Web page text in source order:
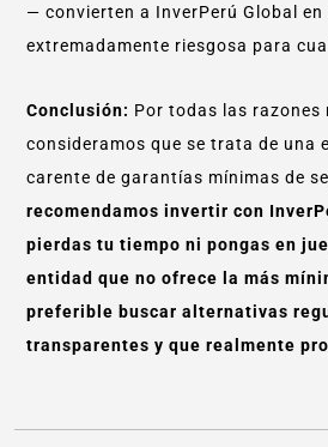
— convierten a InverPerú Global en
extremadamente riesgosa para
Conclusión: Por todas las razones
consideramos que se trata de una
carente de garantías mínimas de
recomendamos invertir con
pierdas tu tiempo ni pongas en
entidad que no ofrece la más
preferible buscar alternativas
transparentes y que realmente